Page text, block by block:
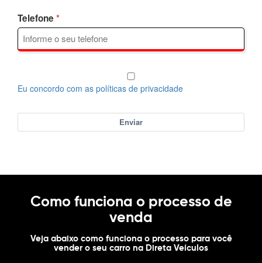
Telefone
Eu concordo com as políticas de privacidade
Enviar
Como funciona o processo de
venda
Veja abaixo como funciona o processo para você
vender o seu carro na Direta Veículos